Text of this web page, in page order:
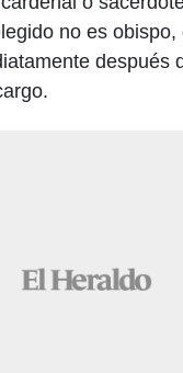
no es obispo,
después